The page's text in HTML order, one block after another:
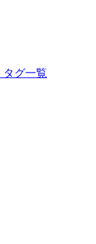
タグ一覧